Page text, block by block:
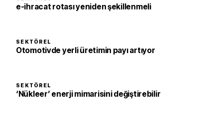
e-ihracat rotası yeniden şekillenmeli
SEKTÖREL
Otomotivde yerli üretimin payı artıyor
SEKTÖREL
‘Nükleer’ enerji mimarisini değiştirebilir